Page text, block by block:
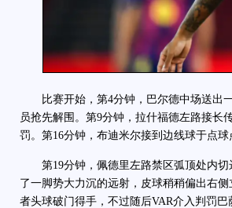
比赛开始，第4分钟，巴尔德中场送出
员抢先解围。第9分钟，拉什福德左路接长
罚。第16分钟，布迪米尔接到边线球于点
第19分钟，佩德里左路禁区弧顶处内切
了一脚势大力沉的远射，皮球稍稍偏出右
者头球破门得手，不过随后VAR介入判罚